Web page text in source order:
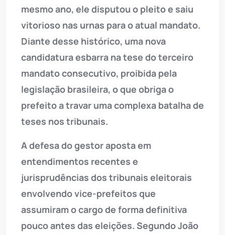
mesmo ano, ele disputou o pleito e saiu
vitorioso nas urnas para o atual mandato.
Diante desse histórico, uma nova
candidatura esbarra na tese do terceiro
mandato consecutivo, proibida pela
legislação brasileira, o que obriga o
prefeito a travar uma complexa batalha de
teses nos tribunais.
A defesa do gestor aposta em
entendimentos recentes e
jurisprudências dos tribunais eleitorais
envolvendo vice-prefeitos que
assumiram o cargo de forma definitiva
pouco antes das eleições. Segundo João